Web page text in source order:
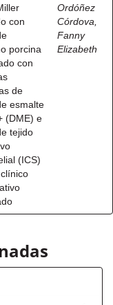
con
porcina
con
de
esmalte
(DME) e
tejido
(ICS)
Ordóñez
Córdova,
Fanny
Elizabeth